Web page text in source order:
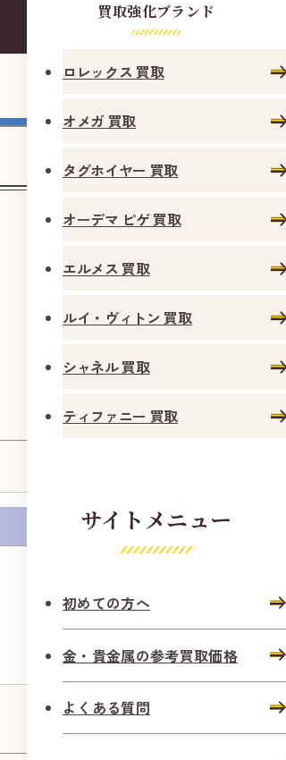
パラジウム(Pd1000)
7,160
買取強化ブランド
ロレックス 買取
オメガ 買取
タグホイヤー 買取
オーデマ ピゲ 買取
エルメス 買取
ルイ・ヴィトン 買取
シャネル 買取
ティファニー 買取
サイトメニュー
初めての方へ
金・貴金属の参考買取価格
よくある質問